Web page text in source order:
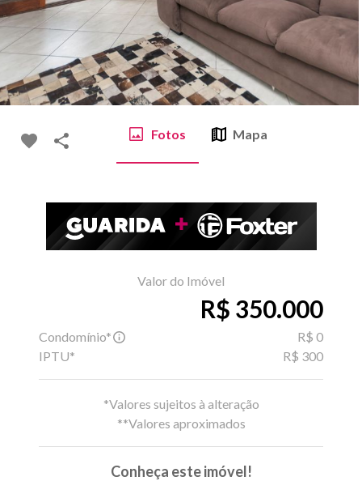
Fotos Mapa
Valor do Imóvel
R$ 350.000
Condomínio*
R$ 0
IPTU*
R$ 300
*Valores sujeitos à alteração
**Valores aproximados
Conheça este imóvel!